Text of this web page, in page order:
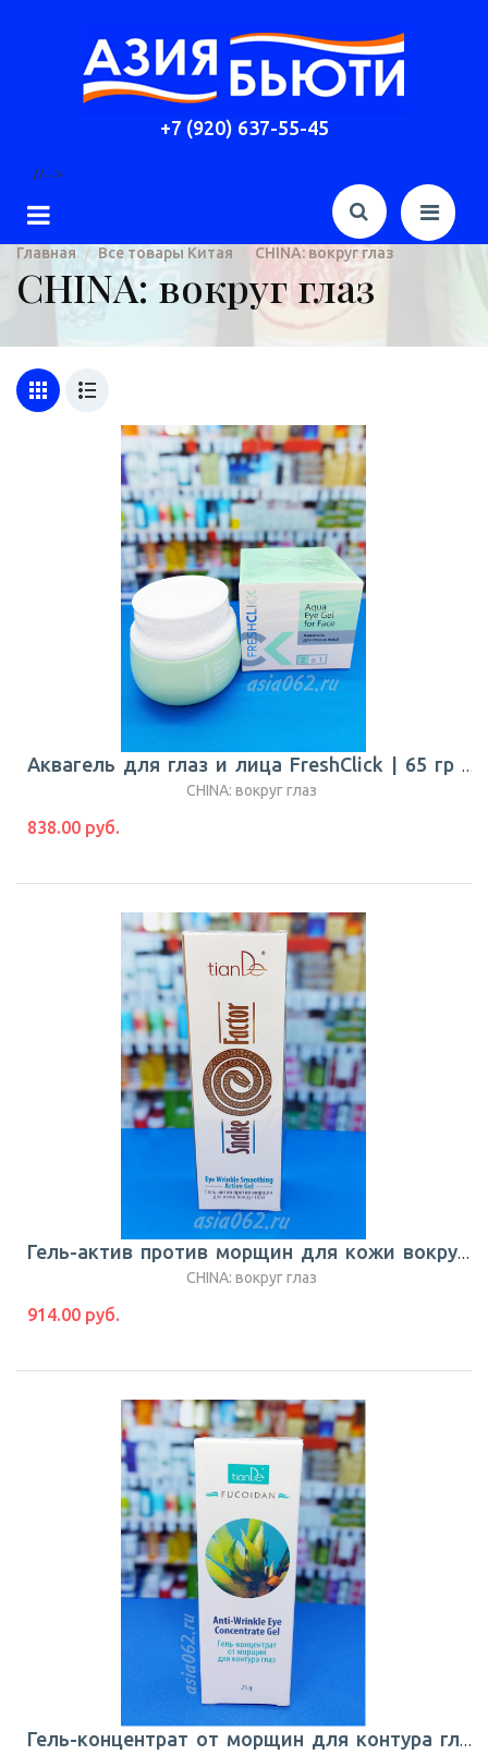
+7 (920) 637-55-45
//-->
Главная / Все товары Китая / CHINA: вокруг глаз
CHINA: вокруг глаз
Аквагель для глаз и лица FreshClick | 65 гр | TianDe
CHINA: вокруг глаз
838.00 руб.
Гель-актив против морщин для кожи вокруг глаз | 25 г |TianDe | Китай
CHINA: вокруг глаз
914.00 руб.
Гель-концентрат от морщин для контура глаз | 25гр | СЕРИЯ FUCOIDAN |TianDe